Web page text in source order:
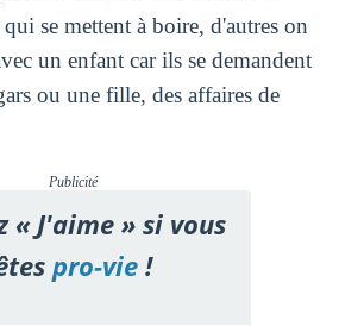
se mettent à boire, d'autres on
un enfant car ils se demandent
ou une fille, des affaires de
Publicité
« J'aime » si vous
pro-vie!